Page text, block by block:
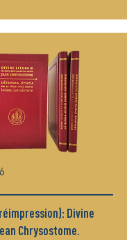
Divine
Chrysostome.